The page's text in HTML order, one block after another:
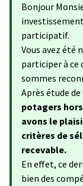
Bonjour
participatif.
Vous avez été
participer à ce
sommes
Après étude
potagers
avons le
critères de
recevable.
En effet, ce
bien des